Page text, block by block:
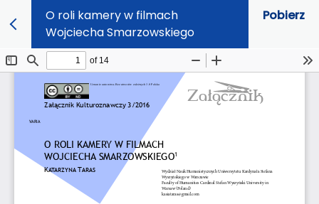
O roli kamery w filmach
Wojciecha Smarzowskiego
Pobierz